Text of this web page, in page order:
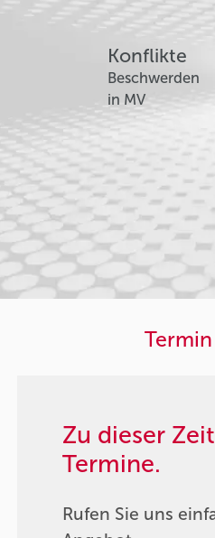
Konflikte
Beschwerden
in MV
Zu dieser
Termine.
Rufen Sie uns